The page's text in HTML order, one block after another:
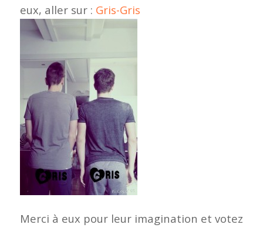
eux, aller sur : Gris-Gris
Merci à eux pour leur imagination et votez